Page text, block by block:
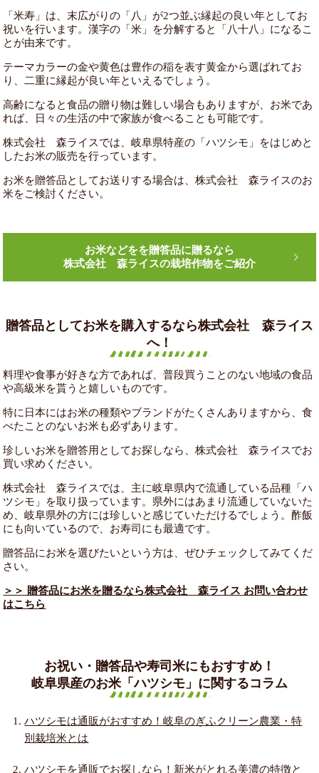
「米寿」は、末広がりの「八」が2つ並ぶ縁起の良い年としてお
祝いを行います。漢字の「米」を分解すると「八十八」になるこ
とが由来です。
テーマカラーの金や黄色は豊作の稲を表す黄金から選ばれてお
り、二重に縁起が良い年といえるでしょう。
高齢になると食品の贈り物は難しい場合もありますが、お米であ
れば、日々の生活の中で家族が食べることも可能です。
株式会社 森ライスでは、岐阜県特産の「ハツシモ」をはじめと
したお米の販売を行っています。
お米を贈答品としてお送りする場合は、株式会社 森ライスのお
米をご検討ください。
お米などをを贈答品に贈るなら
株式会社 森ライスの栽培作物をご紹介
贈答品としてお米を購入するなら株式会社 森ライス
へ！
料理や食事が好きな方であれば、普段買うことのない地域の食品
や高級米を貰うと嬉しいものです。
特に日本にはお米の種類やブランドがたくさんありますから、食
べたことのないお米も必ずあります。
珍しいお米を贈答用としてお探しなら、株式会社 森ライスでお
買い求めください。
株式会社 森ライスでは、主に岐阜県内で流通している品種「ハ
ツシモ」を取り扱っています。県外にはあまり流通していないた
め、岐阜県外の方には珍しいと感じていただけるでしょう。酢飯
にも向いているので、お寿司にも最適です。
贈答品にお米を選びたいという方は、ぜひチェックしてみてくだ
さい。
＞＞ 贈答品にお米を贈るなら株式会社 森ライス お問い合わせ
はこちら
お祝い・贈答品や寿司米にもおすすめ！
岐阜県産のお米「ハツシモ」に関するコラム
ハツシモは通販がおすすめ！岐阜のぎふクリーン農業・特
別栽培米とは
ハツシモを通販でお探しなら！新米がとれる美濃の特徴と